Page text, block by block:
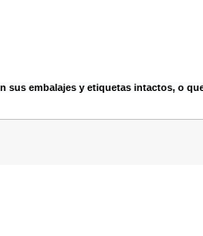
embalajes y etiquetas intactos, o